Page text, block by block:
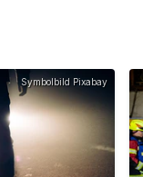
Symbolbild Pixabay